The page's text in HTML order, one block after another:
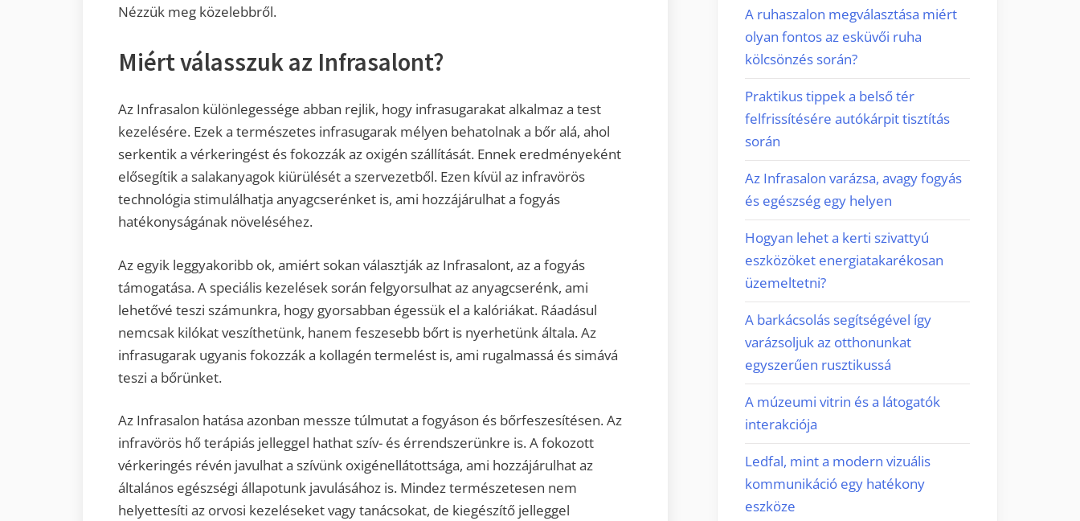
Nézzük meg közelebbről.
Miért válasszuk az Infrasalont?
Az Infrasalon különlegessége abban rejlik, hogy infrasugarakat alkalmaz a test
kezelésére. Ezek a természetes infrasugarak mélyen behatolnak a bőr alá, ahol
serkentik a vérkeringést és fokozzák az oxigén szállítását. Ennek eredményeként
elősegítik a salakanyagok kiürülését a szervezetből. Ezen kívül az infravörös
technológia stimulálhatja anyagcserénket is, ami hozzájárulhat a fogyás
hatékonyságának növeléséhez.
Az egyik leggyakoribb ok, amiért sokan választják az Infrasalont, az a fogyás
támogatása. A speciális kezelések során felgyorsulhat az anyagcserénk, ami
lehetővé teszi számunkra, hogy gyorsabban égessük el a kalóriákat. Ráadásul
nemcsak kilókat veszíthetünk, hanem feszesebb bőrt is nyerhetünk általa. Az
infrasugarak ugyanis fokozzák a kollagén termelést is, ami rugalmassá és simává
teszi a bőrünket.
Az Infrasalon hatása azonban messze túlmutat a fogyáson és bőrfeszesítésen. Az
infravörös hő terápiás jelleggel hathat szív- és érrendszerünkre is. A fokozott
vérkeringés révén javulhat a szívünk oxigénellátottsága, ami hozzájárulhat az
általános egészségi állapotunk javulásához is. Mindez természetesen nem
helyettesíti az orvosi kezeléseket vagy tanácsokat, de kiegészítő jelleggel
A ruhaszalon megválasztása miért
olyan fontos az esküvői ruha
kölcsönzés során?
Praktikus tippek a belső tér
felfrissítésére autókárpit tisztítás
során
Az Infrasalon varázsa, avagy fogyás
és egészség egy helyen
Hogyan lehet a kerti szivattyú
eszközöket energiatakarékosan
üzemeltetni?
A barkácsolás segítségével így
varázsoljuk az otthonunkat
egyszerűen rusztikussá
A múzeumi vitrin és a látogatók
interakciója
Ledfal, mint a modern vizuális
kommunikáció egy hatékony
eszköze